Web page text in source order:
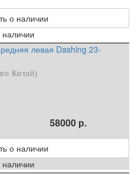
о наличии
наличии
левая Dashing 23-
Китай)
58000 р.
о наличии
наличии